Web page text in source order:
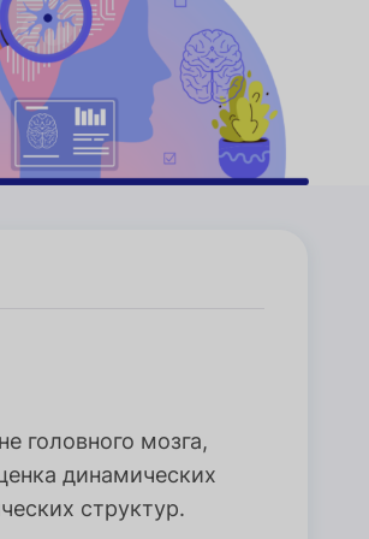
головного мозга,
динамических
структур.